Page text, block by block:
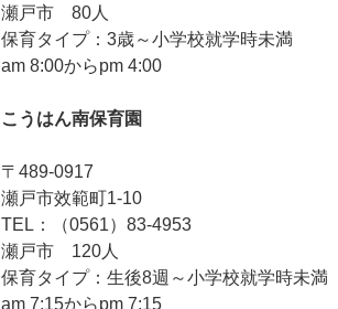
瀬戸市 80人
保育タイプ：3歳～小学校就学時未満
am 8:00からpm 4:00
こうはん南保育園
〒489-0917
瀬戸市效範町1-10
TEL：（0561）83-4953
瀬戸市 120人
保育タイプ：生後8週～小学校就学時未満
am 7:15からpm 7:15